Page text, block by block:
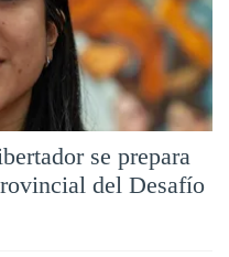
se prepara
del Desafío